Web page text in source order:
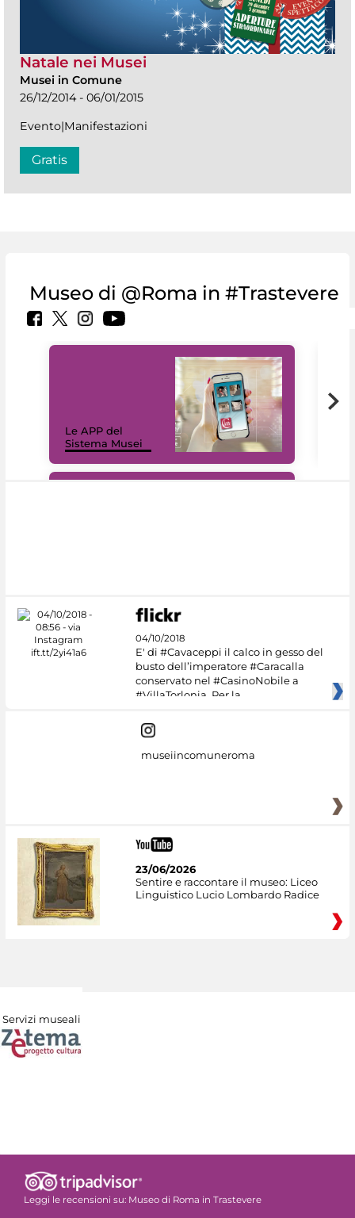
Natale nei Musei
Musei in Comune
26/12/2014 - 06/01/2015
Evento|Manifestazioni
Gratis
Museo di @Roma in #Trastevere
Le APP del
Sistema Musei
04/10/2018
E' di #Cavaceppi il calco in gesso del
busto dell’imperatore #Caracalla
conservato nel #CasinoNobile a
#VillaTorlonia. Per la
museiincomuneroma
23/06/2026
Sentire e raccontare il museo: Liceo
Linguistico Lucio Lombardo Radice
Servizi museali
Leggi le recensioni su: Museo di Roma in Trastevere